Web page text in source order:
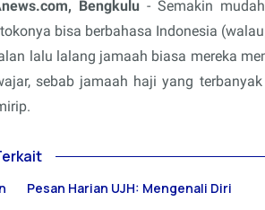
Bengkulu - Semakin
bisa berbahasa Indonesia
lalu lalang jamaah biasa mereka
sebab jamaah haji yang
Pesan Harian UJH: Mengenali Diri